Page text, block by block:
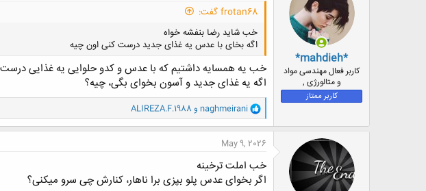
ا
*mahdieh*
کاربر فعال مهندسی مواد
و متالورژی ,
کاربر ممتاز
frotan68 گفت:
خب شاید رضا بنفشه خواه
اگه بخای با عدس یه غذای جدید درست کنی اون چیه
خب یه همسایه داشتیم که با عدس و کدو حلوایی یه غذایی درست
اگه یه غذای جدید و آسون بخوای بگی، چیه؟
و
ا
ک
ن
ش
ه
:
naghmeirani و ALIREZA.F.1988
May 9, 2026
خب املت ترخینه
اگر بخوای عدس پلو بپزی برا ناهار، کنارش چی سرو میکنی؟